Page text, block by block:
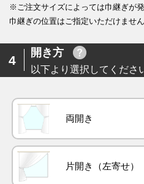
※ご注文サイズによっては巾継ぎが発
巾継ぎの位置はご指定いただけません
4
開き方
以下より選択してくださ
両開き
片開き（左寄せ）